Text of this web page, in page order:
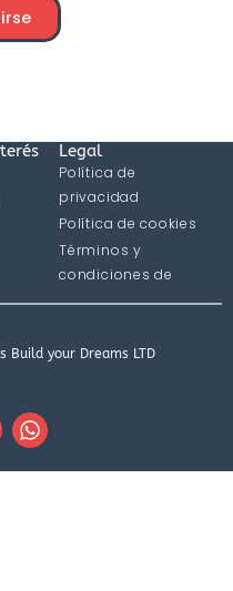
Legal
Política de
privacidad
Política de cookies
Términos y
condiciones de
compra
Build your Dreams LTD
W
h
a